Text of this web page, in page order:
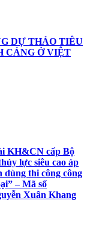
DỰ THẢO TIÊU
CẢNG Ở VIỆT
KH&CN cấp Bộ
lực siêu cao áp
dùng thi công công
– Mã số
Xuân Khang